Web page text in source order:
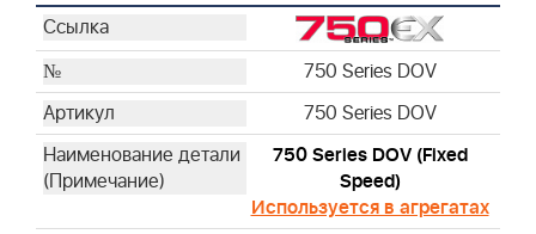
750 Series DOV
750 Series DOV
750 Series DOV (Fixed
Speed)
Используется в агрегатах